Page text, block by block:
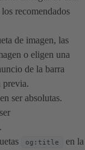
recomendados
de imagen, las
o eligen una
de la barra
previa.
ser absolutas.
.
og:title
en la